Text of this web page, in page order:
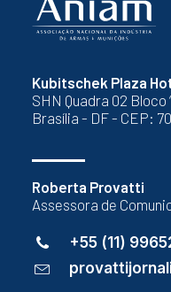
Kubitschek Plaza
SHN Quadra 02 Bloco
Brasília - DF - CEP:
Roberta Provatti
Assessora de
+55 (11)